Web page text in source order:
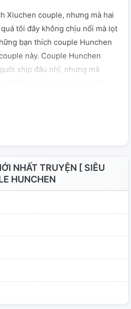
Xiuchen couple, nhưng mà hai
tôi đây không chịu nổi mà lọt
bạn thích couple Hunchen
này. Couple Hunchen
ship đâu nhỉ, nhưng mà
╰(*'︶'*)╯♡
NHẤT TRUYỆN [ SIÊU
HUNCHEN